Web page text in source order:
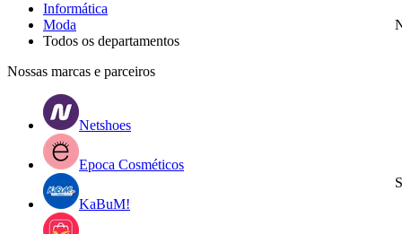
Informática
Moda
Todos os departamentos
Nossas marcas e parceiros
Netshoes
Epoca Cosméticos
KaBuM!